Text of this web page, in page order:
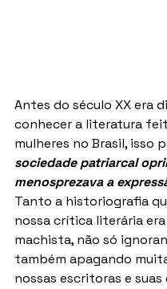
Antes do século XX era
conhecer a literatura
mulheres no Brasil, isso
sociedade patriarcal
menosprezava a
Tanto a historiografia
nossa crítica literária era
machista, não só
também apagando
nossas escritoras e suas